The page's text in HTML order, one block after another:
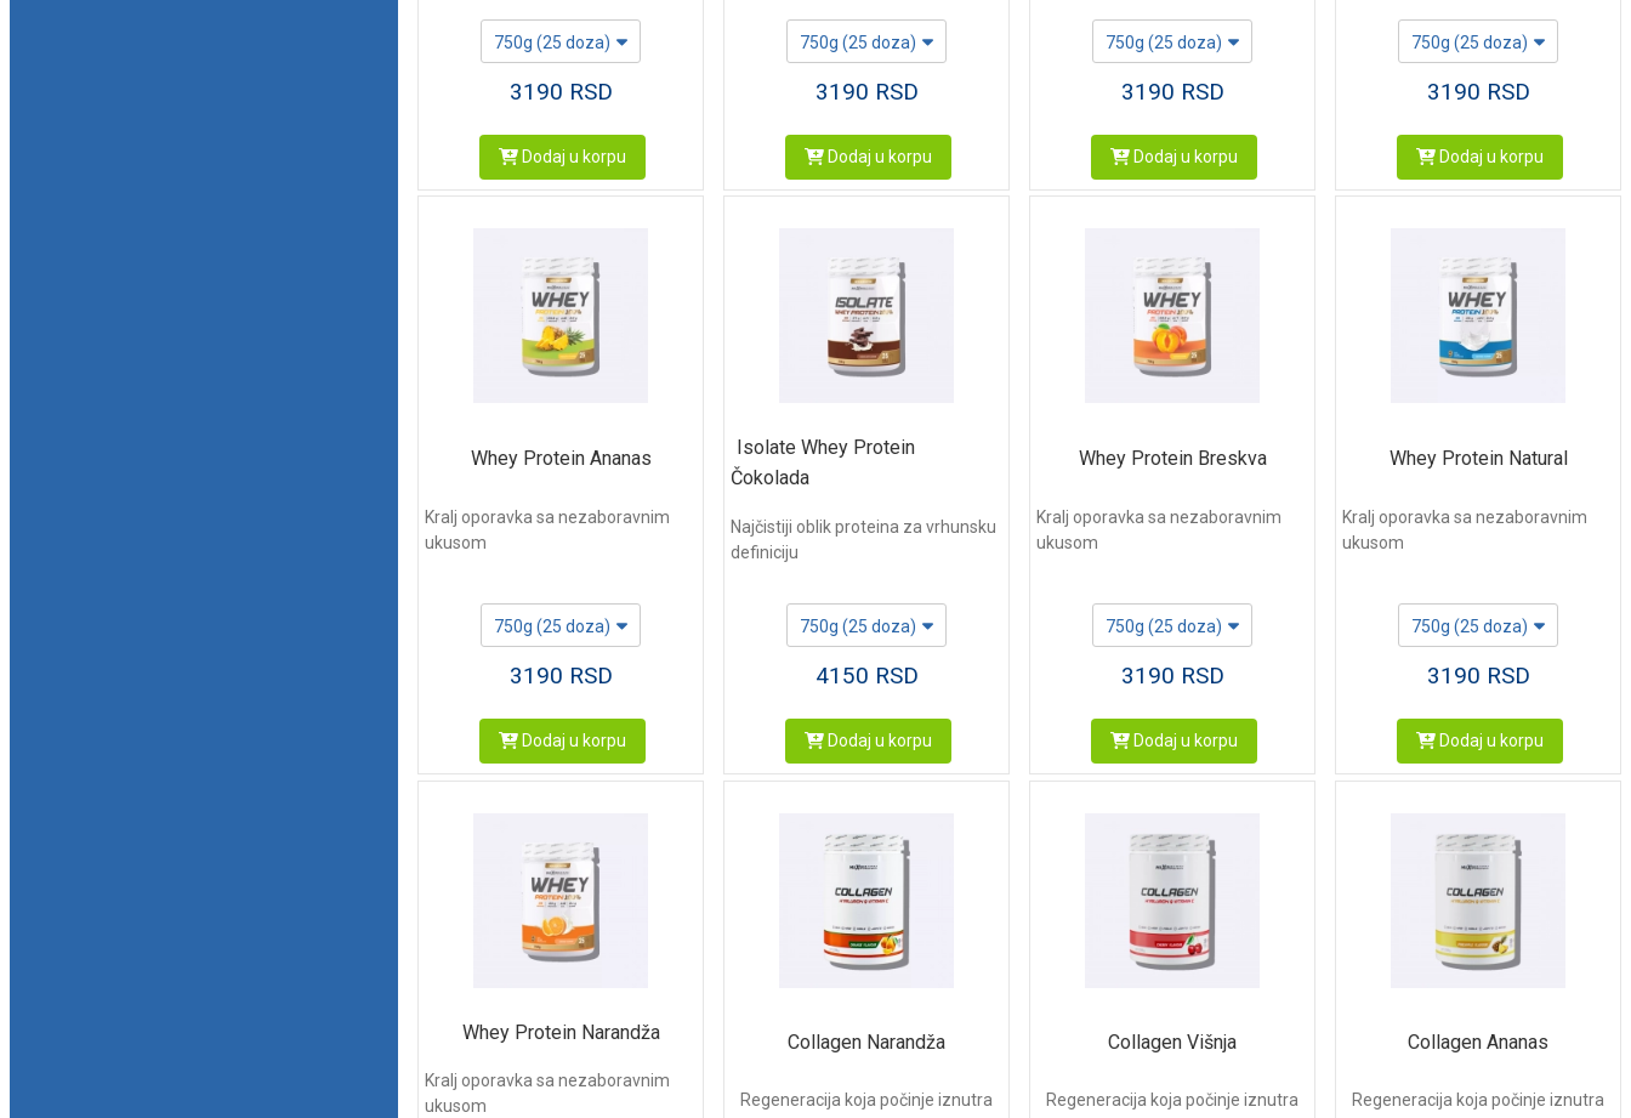
750g (25 doza)
3190 RSD
Dodaj u korpu
750g (25 doza)
3190 RSD
Dodaj u korpu
750g (25 doza)
3190 RSD
Dodaj u korpu
750g (25 doza)
3190 RSD
Dodaj u korpu
Whey Protein Ananas
Kralj oporavka sa nezaboravnim
ukusom
750g (25 doza)
3190 RSD
Dodaj u korpu
Isolate Whey Protein
Čokolada
Najčistiji oblik proteina za vrhunsku
definiciju
750g (25 doza)
4150 RSD
Dodaj u korpu
Whey Protein Breskva
Kralj oporavka sa nezaboravnim
ukusom
750g (25 doza)
3190 RSD
Dodaj u korpu
Whey Protein Natural
Kralj oporavka sa nezaboravnim
ukusom
750g (25 doza)
3190 RSD
Dodaj u korpu
Whey Protein Narandža
Kralj oporavka sa nezaboravnim
ukusom
Collagen Narandža
Regeneracija koja počinje iznutra
Collagen Višnja
Regeneracija koja počinje iznutra
Collagen Ananas
Regeneracija koja počinje iznutra